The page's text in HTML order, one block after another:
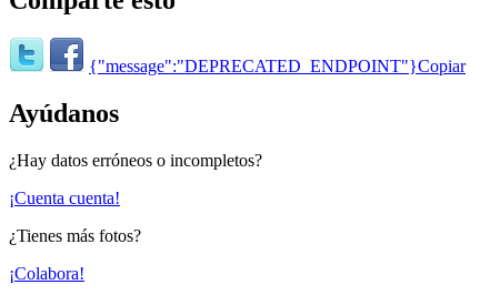
{"message":"DEPRECATED_ENDPOINT"}Copiar
Ayúdanos
¿Hay datos erróneos o incompletos?
¡Cuenta cuenta!
¿Tienes más fotos?
¡Colabora!